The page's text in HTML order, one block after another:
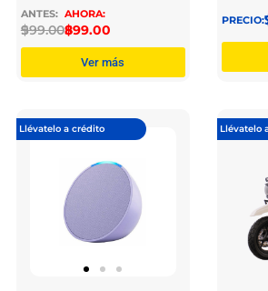
$
999.00$
899.00
Ver más
Llévatelo a crédito Llévatelo